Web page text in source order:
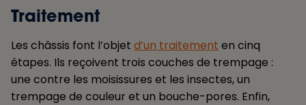
Traitement
Les châssis font l’objet d’un traitement en cinq
étapes. Ils reçoivent trois couches de trempage :
une contre les moisissures et les insectes, un
trempage de couleur et un bouche-pores. Enfin,